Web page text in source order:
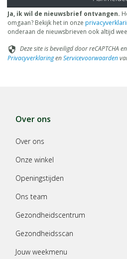
Ja, ik wil de nieuwsbrief ontvangen.
omgaan? Bekijk het in onze
onderaan de nieuwsbrieven ook altijd
security Deze site is beveiligd door reCAPTCHA
PrivacyverklaringenServicevoorwaarden
Over ons
Over ons
Onze winkel
Openingstijden
Ons team
Gezondheidscentrum
Gezondheidsscan
Jouw weekmenu